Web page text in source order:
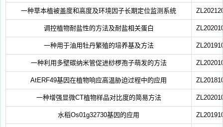
一种草本植被盖度和高度及环境因子长期定位监测系统
调控植物耐盐性的方法及耐盐相关蛋白
一种用于油用牡丹繁殖的培养基及方法
一种利用多壁碳纳米管促进桫椤孢子萌发的方法
AtERF49基因在植物响应高温胁迫过程中的应用
一种增强显微CT植物样品对比度的简易方法
水稻Os01g32730基因的应用